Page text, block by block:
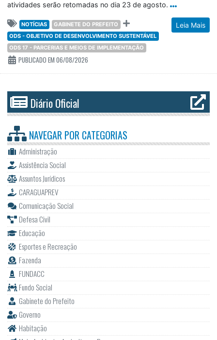
atividades serão retomadas no dia 23 de agosto.
Leia Mais
NOTÍCIAS
GABINETE DO PREFEITO
ODS - OBJETIVO DE DESENVOLVIMENTO SUSTENTÁVEL
ODS 17 - PARCERIAS E MEIOS DE IMPLEMENTAÇÃO
PUBLICADO EM 06/08/2026
Diário Oficial
NAVEGAR POR CATEGORIAS
Administração
Assistência Social
Assuntos Jurídicos
CARAGUAPREV
Comunicação Social
Defesa Civil
Educação
Esportes e Recreação
Fazenda
FUNDACC
Fundo Social
Gabinete do Prefeito
Governo
Habitação